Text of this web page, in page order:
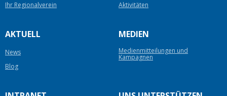
Ihr Regionalverein
Aktivitäten
AKTUELL
News
Blog
MEDIEN
Medienmitteilungen und
Kampagnen